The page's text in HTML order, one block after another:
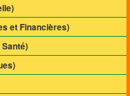
et Financières)